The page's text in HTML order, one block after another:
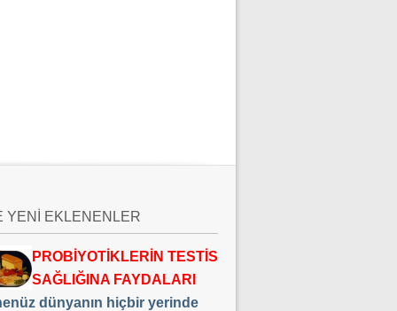
YENİ EKLENENLER
PROBİYOTİKLERİN TESTİS
SAĞLIĞINA FAYDALARI
dünyanın hiçbir yerinde